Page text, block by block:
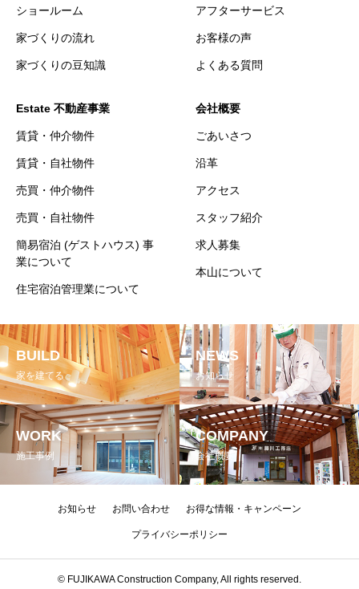
ショールーム
家づくりの流れ
家づくりの豆知識
アフターサービス
お客様の声
よくある質問
Estate 不動産事業
賃貸・仲介物件
賃貸・自社物件
売買・仲介物件
売買・自社物件
簡易宿泊 (ゲストハウス) 事
業について
住宅宿泊管理業について
会社概要
ごあいさつ
沿革
アクセス
スタッフ紹介
求人募集
本山について
BUILD
家を建てる
NEWS
お知らせ
WORK
施工事例
COMPANY
会社概要
お知らせ お問い合わせ お得な情報・キャンペーン
プライバシーポリシー
© FUJIKAWA Construction Company, All rights reserved.